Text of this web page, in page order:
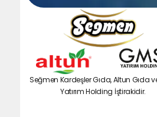
Seğmen Kardeşler Gıda, Altun Gıda
Yatırım Holding İştirakidir.